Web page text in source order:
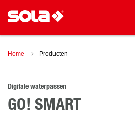
Home Producten
Digitale waterpassen
GO! SMART